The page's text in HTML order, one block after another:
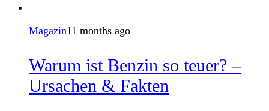
Magazin11 months ago
Warum ist Benzin so teuer? –
Ursachen & Fakten